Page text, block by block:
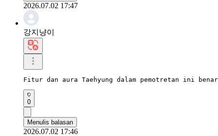
2026.07.02 17:47
강지냥이
Fitur dan aura Taehyung dalam pemotretan ini
0
Menulis balasan
2026.07.02 17:46